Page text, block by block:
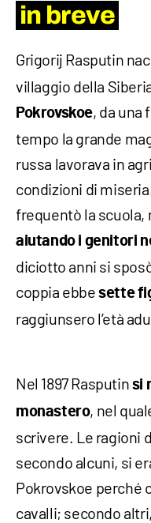
in breve
Grigorij Rasputin
villaggio della
Pokrovskoe, da una
tempo la grande
russa lavorava in
condizioni di
frequentò la scuola,
aiutando i genitori
diciotto anni si
coppia ebbesette
raggiunsero l’età
Nel 1897 Rasputin si
monastero, nel
scrivere. Le ragioni
secondo alcuni, si
Pokrovskoe perché
cavalli; secondo